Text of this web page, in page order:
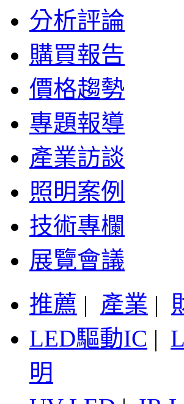
分析評論
購買報告
價格趨勢
專題報導
產業訪談
照明案例
技術專欄
展覽會議
推薦 | 產業 |
LED驅動IC |
明